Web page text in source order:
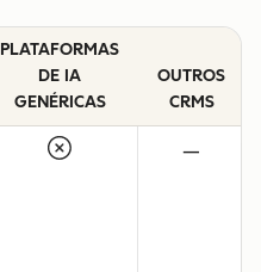
PLATAFORMAS
DE IA
GENÉRICAS
OUTROS
CRMS
—